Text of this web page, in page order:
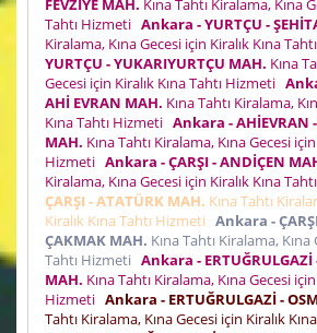
Tahtı Hizmeti Ankara - YURTÇU -
Kiralama, Kına Gecesi için Kiralık Kına
YURTÇU - YUKARIYURTÇU MAH. Kına
Gecesi için Kiralık Kına Tahtı Hizmeti
AHİ EVRAN MAH. Kına Tahtı Kiralama,
Kına Tahtı Hizmeti Ankara - AHİEVRAN
MAH. Kına Tahtı Kiralama, Kına Gecesi
Hizmeti Ankara - ÇARŞI - ANDİÇEN
Kiralama, Kına Gecesi için Kiralık Kına
ÇARŞI - ATATÜRK MAH. Kına Tahtı
Kiralık Kına Tahtı Hizmeti Ankara -
ÇAKMAK MAH. Kına Tahtı Kiralama, Kına
Tahtı Hizmeti Ankara - ERTUĞRULGAZİ
MAH. Kına Tahtı Kiralama, Kına Gecesi
Hizmeti Ankara - ERTUĞRULGAZİ -
Tahtı Kiralama, Kına Gecesi için Kiralık